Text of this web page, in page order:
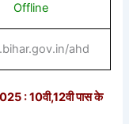
Offline
ahd
: 10वी,12वी पास के